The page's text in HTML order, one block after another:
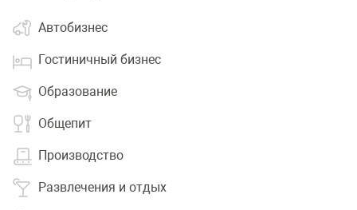
Автобизнес
Гостиничный бизнес
Образование
Общепит
Производство
Развлечения и отдых